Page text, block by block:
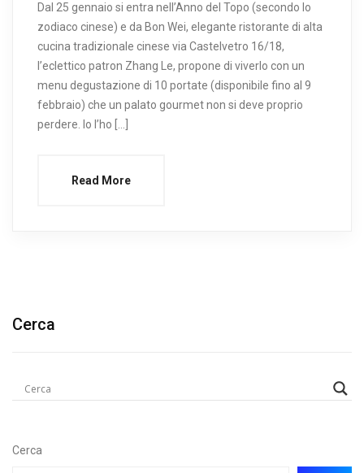
Dal 25 gennaio si entra nell’Anno del Topo (secondo lo
zodiaco cinese) e da Bon Wei, elegante ristorante di alta
cucina tradizionale cinese via Castelvetro 16/18,
l’eclettico patron Zhang Le, propone di viverlo con un
menu degustazione di 10 portate (disponibile fino al 9
febbraio) che un palato gourmet non si deve proprio
perdere. Io l’ho […]
Read More
Cerca
Cerca